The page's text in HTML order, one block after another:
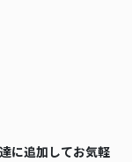
に追加してお気軽